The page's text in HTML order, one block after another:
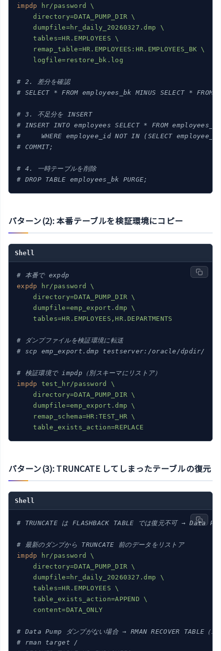
impdp
hr/password \
    directory=DATA_PUMP_DIR \
    dumpfile=hr_daily_20260327.dmp \
    tables=HR.EMPLOYEES \
    remap_table=HR.EMPLOYEES:HR.EMPLOYEES_BK \
    logfile=restore_bk.log
# 2. 差分を確認
# SELECT * FROM employees_bk MINUS SELECT * FROM
# 3. 不足分を INSERT
# INSERT INTO employees SELECT * FROM employees_bk
#     WHERE employee_id NOT IN (SELECT
# COMMIT;
# 4. 一時テーブルを削除
# DROP TABLE employees_bk PURGE;
パターン(2): 本番テーブルを検証環境にコピー
Shell
# 本番で expdp
expdp
hr/password \
    directory=DATA_PUMP_DIR \
    dumpfile=emp_export.dmp \
    tables=HR.EMPLOYEES,HR.DEPARTMENTS
# ダンプファイルを検証環境に転送
# scp emp_export.dmp testserver:/oracle/dpdir/
# 検証環境で impdp（別スキーマにリストア）
impdp
test_hr/password \
    directory=DATA_PUMP_DIR \
    dumpfile=emp_export.dmp \
    remap_schema=HR:TEST_HR \
    table_exists_action=REPLACE
パターン(3): TRUNCATE してしまったテーブルの復元
Shell
# TRUNCATE は FLASHBACK TABLE では復元不可 → Data
# 最新のダンプから TRUNCATE 前のデータをリストア
impdp
hr/password \
    directory=DATA_PUMP_DIR \
    dumpfile=hr_daily_20260327.dmp \
    tables=HR.EMPLOYEES \
    table_exists_action=APPEND \
    content=DATA_ONLY
# Data Pump ダンプがない場合 → RMAN RECOVER TABLE（
# rman target /